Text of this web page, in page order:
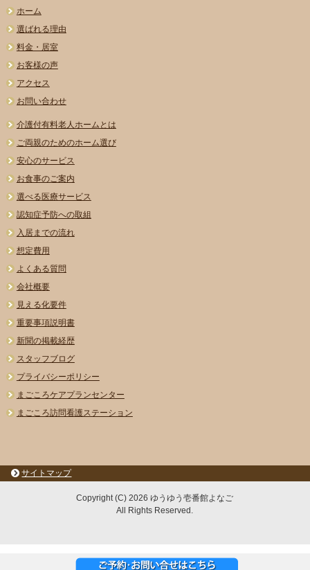
ホーム
選ばれる理由
料金・居室
お客様の声
アクセス
お問い合わせ
介護付有料老人ホームとは
ご両親のためのホーム選び
安心のサービス
お食事のご案内
選べる医療サービス
認知症予防への取組
入居までの流れ
想定費用
よくある質問
会社概要
見える化要件
重要事項説明書
新聞の掲載経歴
スタッフブログ
プライバシーポリシー
まごころケアプランセンター
まごころ訪問看護ステーション
サイトマップ
Copyright (C) 2026 ゆうゆう壱番館よなご
All Rights Reserved.